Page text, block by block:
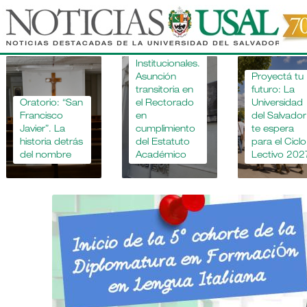
Pasar
contenido
principal
“San
La
detrás
Novedades
Institucionales.
Asunción
transitoria en
el Rectorado
en
cumplimiento
del Estatuto
Proyectá tu
futuro: La
Universidad
del Salvador
te espera
para el Ciclo
Lectivo 2027